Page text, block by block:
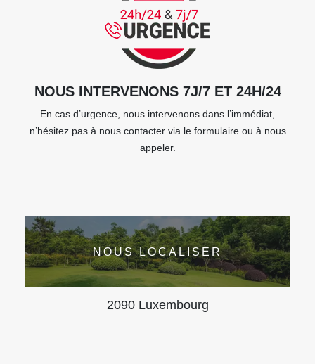
NOUS INTERVENONS 7J/7 ET 24H/24
En cas d’urgence, nous intervenons dans l’immédiat,
n’hésitez pas à nous contacter via le formulaire ou à nous
appeler.
NOUS LOCALISER
2090 Luxembourg